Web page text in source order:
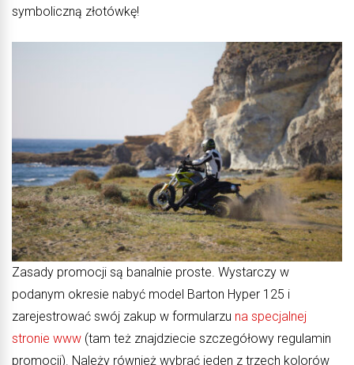
symboliczną złotówkę!
Zasady promocji są banalnie proste. Wystarczy w
podanym okresie nabyć model Barton Hyper 125 i
zarejestrować swój zakup w formularzu na specjalnej
stronie www (tam też znajdziecie szczegółowy regulamin
promocji). Należy również wybrać jeden z trzech kolorów